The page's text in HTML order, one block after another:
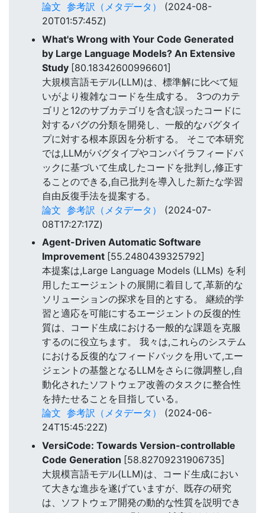
論文 参考訳（メタデータ）
(2024-08-
20T01:57:45Z)
What's Wrong with Your Code Generated
by Large Language Models? An Extensive
Study [80.18342600996601]
大規模言語モデル(LLM)は、標準解に比べて短
いがより複雑なコードを生成する。 3つのカテ
ゴリと12のサブカテゴリを含む誤ったコードに
対するバグの分類を開発し、一般的なバグタイ
プに対する根本原因を分析する。 そこで本研究
では,LLMがバグタイプやコンパイラフィードバ
ックに基づいて生成したコードを批判し,修正す
ることのできる,自己批判を導入した新たな学習
自由反復手法を提案する。
論文 参考訳（メタデータ）
(2024-07-
08T17:27:17Z)
Agent-Driven Automatic Software
Improvement [55.2480439325792]
本提案は,Large Language Models (LLMs) を利
用したエージェントの展開に着目して,革新的な
ソリューションの探求を目的とする。 継続的学
習と適応を可能にするエージェントの反復的性
質は、コード生成における一般的な課題を克服
するのに役立ちます。 我々は,これらのシステム
における反復的なフィードバックを用いて,エー
ジェントの基盤となるLLMをさらに微調整し,自
動化されたソフトウェア改善のタスクに整合性
を持たせることを目指している。
論文 参考訳（メタデータ）
(2024-06-
24T15:45:22Z)
VersiCode: Towards Version-controllable
Code Generation [58.82709231906735]
大規模言語モデル(LLM)は、コード生成におい
て大きな進歩を遂げていますが、既存の研究
は、ソフトウェア開発の動的な性質を説明でき